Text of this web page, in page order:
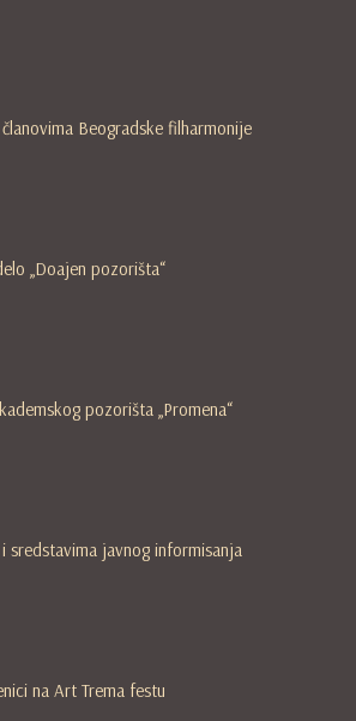
Beogradske filharmonije
„Doajen pozorišta“
pozorišta „Promena“
sredstavima javnog informisanja
na Art Trema festu